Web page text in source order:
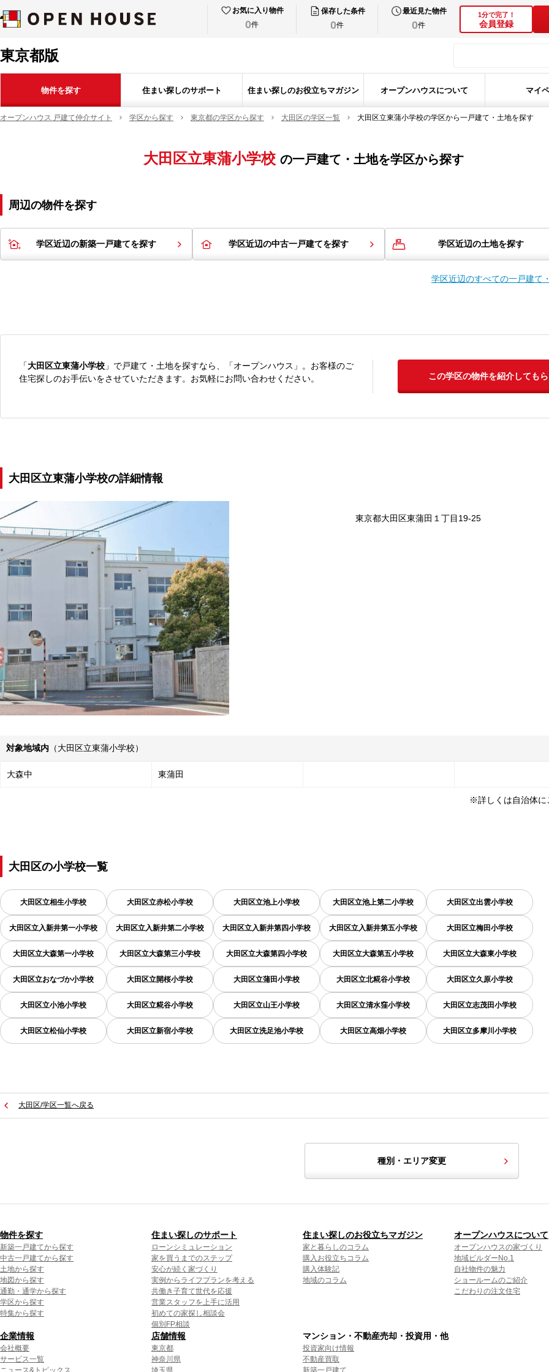
お気に入り物件
0件
保存した条件
0件
最近見た物件
0件
1分で完了！
会員登録
東京都版
物件を探す 住まい探しのサポート 住まい探しのお役立ちマガジン オープンハウスについて マイ
オープンハウス 戸建て仲介サイト 学区から探す 東京都の学区から探す 大田区の学区一覧 大田区立東蒲小学校の学区から一戸建て・土地を探す
大田区立東蒲小学校 の一戸建て・土地を学区から探す
周辺の物件を探す
学区近辺の新築一戸建てを探す 学区近辺の中古一戸建てを探す 学区近辺の土地を探す
学区近辺のすべての一戸建て
「大田区立東蒲小学校 」で戸建て・土地を探すなら、「オープンハウス」。お客様のご
住宅探しのお手伝いをさせていただきます。お気軽にお問い合わせください。
この学区の物件を紹介してもら
大田区立東蒲小学校の詳細情報
東京都大田区東蒲田１丁目19-25
対象地域内 （大田区立東蒲小学校）
大森中 東蒲田
※詳しくは自治体に
大田区の小学校一覧
大田区立相生小学校 大田区立赤松小学校 大田区立池上小学校 大田区立池上第二小学校 大田区立出雲小学校
大田区立入新井第一小学校 大田区立入新井第二小学校 大田区立入新井第四小学校 大田区立入新井第五小学校 大田区立梅田小学校
大田区立大森第一小学校 大田区立大森第三小学校 大田区立大森第四小学校 大田区立大森第五小学校 大田区立大森東小学校
大田区立おなづか小学校 大田区立開桜小学校 大田区立蒲田小学校 大田区立北糀谷小学校 大田区立久原小学校
大田区立小池小学校 大田区立糀谷小学校 大田区立山王小学校 大田区立清水窪小学校 大田区立志茂田小学校
大田区立松仙小学校 大田区立新宿小学校 大田区立洗足池小学校 大田区立高畑小学校 大田区立多摩川小学校
大田区/学区一覧へ戻る
種別・エリア変更
物件を探す
新築一戸建てから探す
中古一戸建てから探す
土地から探す
地図から探す
通勤・通学から探す
学区から探す
特集から探す
住まい探しのサポート
ローンシミュレーション
家を買うまでのステップ
安心が続く家づくり
実例からライフプランを考える
共働き子育て世代を応援
営業スタッフを上手に活用
初めての家探し相談会
個別FP相談
住まい探しのお役立ちマガジン
家と暮らしのコラム
購入お役立ちコラム
購入体験記
地域のコラム
オープンハウスについて
オープンハウスの家づくり
地域ビルダーNo.1
自社物件の魅力
ショールームのご紹介
こだわりの注文住宅
企業情報
会社概要
サービス一覧
ニュース&トピックス
店舗情報
東京都
神奈川県
埼玉県
マンション・不動産売却・投資用・他
投資家向け情報
不動産買取
新築一戸建て